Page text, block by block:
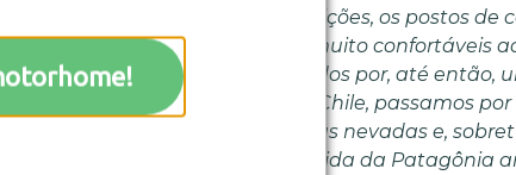
no geral estão em ótimas condições, os postos de
impera. Nos sentimos muito confortáveis
para pernoitar. Fomos acolhidos por, até então,
no meio do nada no Chile, passamos
geleiras, subimos montanhas nevadas e,
brasileiros. Quase na despedida da Patagônia